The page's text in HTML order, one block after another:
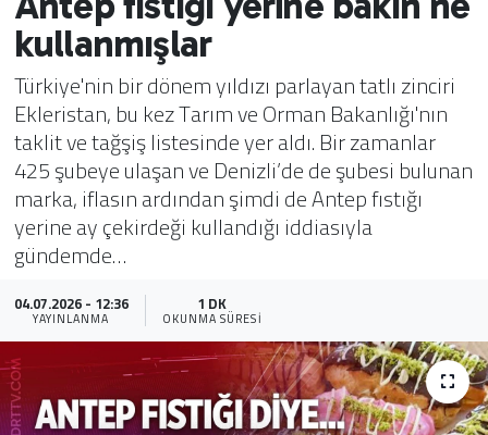
kullanmışlar
Türkiye'nin bir dönem yıldızı parlayan tatlı zinciri
Ekleristan, bu kez Tarım ve Orman Bakanlığı'nın
taklit ve tağşiş listesinde yer aldı. Bir zamanlar
425 şubeye ulaşan ve Denizli’de de şubesi bulunan
marka, iflasın ardından şimdi de Antep fıstığı
yerine ay çekirdeği kullandığı iddiasıyla
gündemde…
04.07.2026 - 12:36
YAYINLANMA
1 DK
OKUNMA SÜRESI
Dünya
Spor
Magazin
Teknoloji
Yaşam
Sağlık
Resmi İlan
Tüm Manşetler
Son Dakika Haberleri
Haber Arşivi